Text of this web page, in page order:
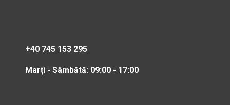
+40 745 153 295
Marți - Sâmbătă: 09:00 - 17:00